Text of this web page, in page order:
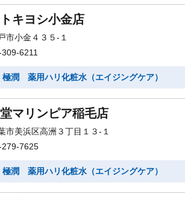
キヨシ小金店
市小金４３５-１
6211
潤 薬用ハリ化粧水（エイジングケア）
マリンピア稲毛店
市美浜区高洲３丁目１３-１
7625
潤 薬用ハリ化粧水（エイジングケア）